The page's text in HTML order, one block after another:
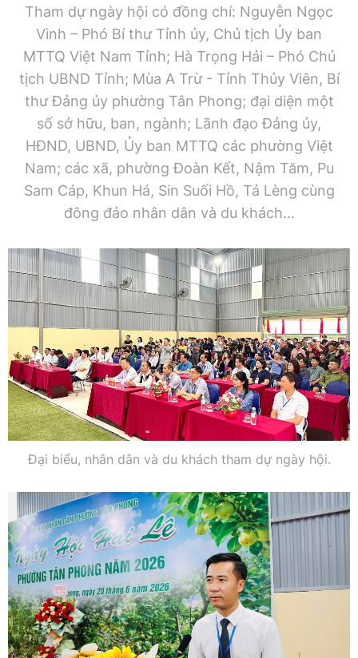
Tham dự ngày hội có đồng chí: Nguyễn Ngọc
Vinh – Phó Bí thư Tỉnh ủy, Chủ tịch Ủy ban
MTTQ Việt Nam Tỉnh; Hà Trọng Hải – Phó Chủ
tịch UBND Tỉnh; Mùa A Trừ - Tỉnh Thủy Viên, Bí
thư Đảng ủy phường Tân Phong; đại diện một
số sở hữu, ban, ngành; Lãnh đạo Đảng ủy,
HĐND, UBND, Ủy ban MTTQ các phường Việt
Nam; các xã, phường Đoàn Kết, Nậm Tăm, Pu
Sam Cáp, Khun Há, Sin Suối Hồ, Tả Lèng cùng
đông đảo nhân dân và du khách...
Đại biểu, nhân dân và du khách tham dự ngày hội.